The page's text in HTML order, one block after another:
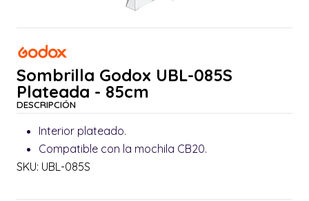
Sombrilla Godox UBL-085S
Plateada - 85cm
DESCRIPCIÓN
Interior plateado.
Compatible con la mochila CB20.
SKU: UBL-085S